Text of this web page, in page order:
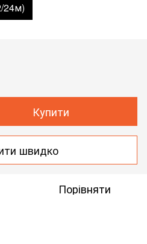
24м)
Купити
швидко
Порівняти